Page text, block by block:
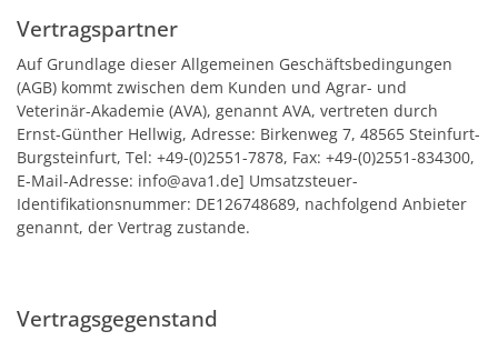
Vertragspartner
Auf Grundlage dieser Allgemeinen Geschäftsbedingungen
(AGB) kommt zwischen dem Kunden und Agrar- und
Veterinär-Akademie (AVA), genannt AVA, vertreten durch
Ernst-Günther Hellwig, Adresse: Birkenweg 7, 48565 Steinfurt-
Burgsteinfurt, Tel: +49-(0)2551-7878, Fax: +49-(0)2551-834300,
E-Mail-Adresse: info@ava1.de] Umsatzsteuer-
Identifikationsnummer: DE126748689, nachfolgend Anbieter
genannt, der Vertrag zustande.
Vertragsgegenstand